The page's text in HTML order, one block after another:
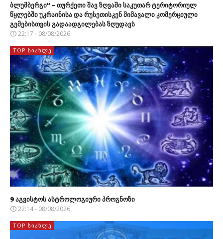
ბლუმბერგი“ – თურქეთი შავ ზღვაში საკუთარ ტერიტორიულ
წყლებში უკრაინისა და რუსეთისკენ მიმავალი კომერციული
გემებისთვის გადაადგილებას ზღუდავს
22:17 - 08/08/2026
TOP ᲡᲘᲐᲮᲚᲔ
9 აგვისტოს ასტროლოგიური პროგნოზი
22:14 - 08/08/2026
TOP ᲡᲘᲐᲮᲚᲔ